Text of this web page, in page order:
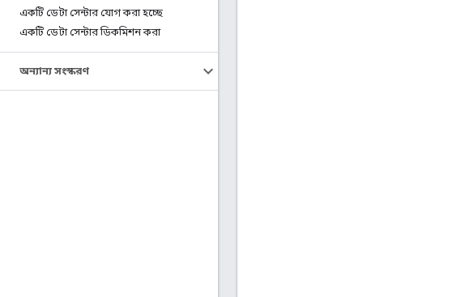
একটি ডেটা সেন্টার যোগ করা হচ্ছে
একটি ডেটা সেন্টার ডিকমিশন করা
অন্যান্য সংস্করণ